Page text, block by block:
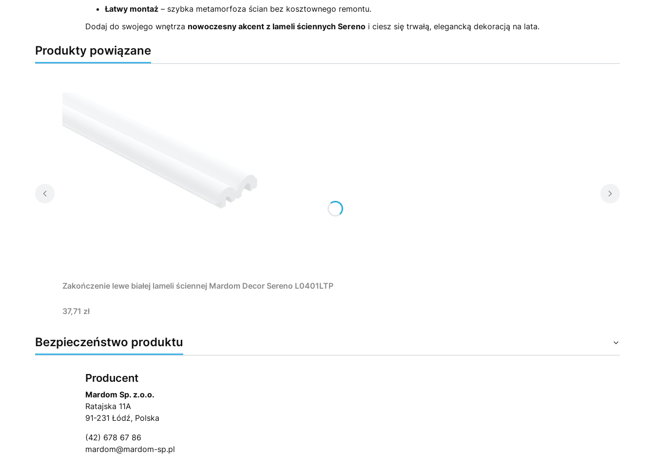
Łatwy montaż– szybka metamorfoza ścian bez kosztownego remontu.
Dodaj do swojego wnętrza nowoczesny akcent z lameli ściennych Serenoi ciesz się trwałą, elegancką dekoracją na lata.
Produkty powiązane
Zakończenie lewe białej lameli ściennej Mardom Decor Sereno L0401LTP
Cena
37,71 zł
Bezpieczeństwo produktu
Producent
Mardom Sp. z.o.o.
Ratajska 11A
91-231 Łódź, Polska
(42) 678 67 86
mardom@mardom-sp.pl